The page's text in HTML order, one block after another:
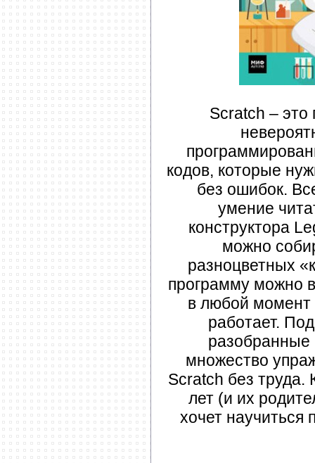
Scratch – это
кодов, которые
без ошибок.
умение
конструктора
можно
разноцветных
программу можно
в любой момент
работает.
множество
Scratch без труда.
лет (и их
хочет научиться